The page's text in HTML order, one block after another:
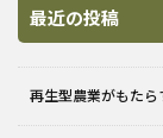
最近の投稿
再生型農業がもたら